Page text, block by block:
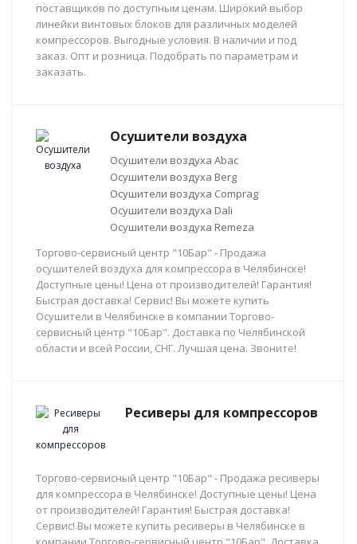
поставщиков по доступным ценам. Широкий выбор
линейки винтовых блоков для различных моделей
компрессоров. Выгодные условия. В наличии и под
заказ. Опт и розница. Подобрать по параметрам и
заказать.
Осушители воздуха
Осушители воздуха Abac
Осушители воздуха Berg
Осушители воздуха Comprag
Осушители воздуха Dali
Осушители воздуха Remeza
Торгово-сервисный центр "10Бар" - Продажа
осушителей воздуха для компрессора в Челябинске!
Доступные цены! Цена от производителей! Гарантия!
Быстрая доставка! Сервис! Вы можете купить
Осушители в Челябинске в компании Торгово-
сервисный центр "10Бар". Доставка по Челябинской
области и всей России, СНГ. Лучшая цена. Звоните!
Ресиверы для компрессоров
Торгово-сервисный центр "10Бар" - Продажа ресиверы
для компрессора в Челябинске! Доступные цены! Цена
от производителей! Гарантия! Быстрая доставка!
Сервис! Вы можете купить ресиверы в Челябинске в